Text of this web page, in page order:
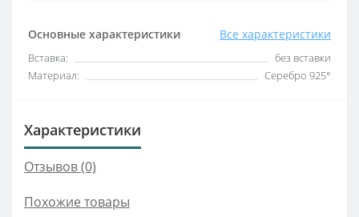
Основные характеристики Все характеристики
Вставка:
без вставки
Материал:
Серебро 925°
Характеристики
Отзывов (0)
Похожие товары